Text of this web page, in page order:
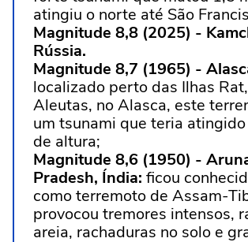
atingiu o norte até São
Magnitude 8,8 (2025) -
Rússia.
Magnitude 8,7 (1965) -
localizado perto das Ilhas
Aleutas, no Alasca, este
um tsunami que teria
de altura;
Magnitude 8,6 (1950) -
Pradesh, Índia: ficou
como terremoto de Assam-
provocou tremores intensos,
areia, rachaduras no solo e